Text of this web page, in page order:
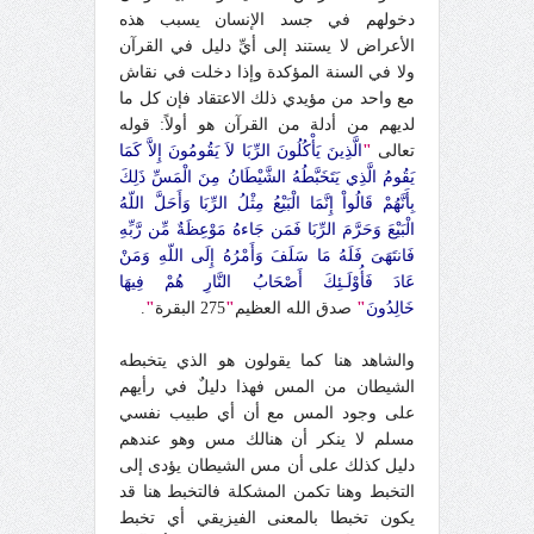
دخولهم في جسد الإنسان يسبب هذه
الأعراض لا يستند إلى أيِّ دليل في القرآن
ولا في السنة المؤكدة وإذا دخلت في نقاش
مع واحد من مؤيدي ذلك الاعتقاد فإن كل ما
لديهم من أدلة من القرآن هو أولاً: قوله
تعالى " الَّذِينَ يَأْكُلُونَ الرِّبَا لاَ يَقُومُونَ إِلاَّ كَمَا
يَقُومُ الَّذِي يَتَخَبَّطُهُ الشَّيْطَانُ مِنَ الْمَسِّ ذَلِكَ
بِأَنَّهُمْ قَالُواْ إِنَّمَا الْبَيْعُ مِثْلُ الرِّبَا وَأَحَلَّ اللّهُ
الْبَيْعَ وَحَرَّمَ الرِّبَا فَمَن جَاءهُ مَوْعِظَةٌ مِّن رَّبِّهِ
فَانتَهَىَ فَلَهُ مَا سَلَفَ وَأَمْرُهُ إِلَى اللّهِ وَمَنْ
عَادَ فَأُوْلَـئِكَ أَصْحَابُ النَّارِ هُمْ فِيهَا
خَالِدُونَ" صدق الله العظيم"275 البقرة "
.
والشاهد هنا كما يقولون هو الذي يتخبطه
الشيطان من المس فهذا دليلٌ في رأيهم
على وجود المس مع أن أي طبيب نفسي
مسلم لا ينكر أن هنالك مس وهو عندهم
دليل كذلك على أن مس الشيطان يؤدى إلى
التخبط وهنا تكمن المشكلة فالتخبط هنا قد
يكون تخبطا بالمعنى الفيزيقي أي تخبط